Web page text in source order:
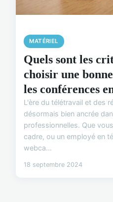
MATÉRIEL
Quels sont les
choisir une
les conférences
L'ère du télétravail et des
désormais bien ancrée
professionnelles. Que
cadre, ou un employé en
webca...
18 septembre 2024